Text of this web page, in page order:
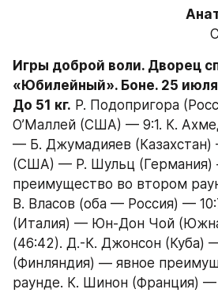
Игры доброй воли. Дворец
«Юбилейный». Боне. 25
До 51 кг. Р. Подопригора
О’Маллей (США) — 9:1. К.
— Б. Джумадияев (Казахстан)
(США) — Р. Шульц (Германия)
преимущество во втором
В. Власов (оба — Россия) —
(Италия) — Юн-Дон Чой
(46:42). Д.-К. Джонсон (Куба)
(Финляндия) — явное
раунде. К. Шинон (Франция)